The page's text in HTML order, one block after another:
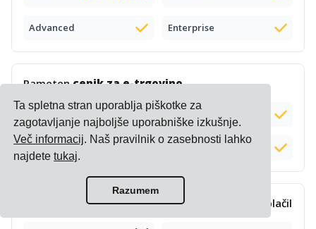
Ta spletna stran uporablja piškotke za
zagotavljanje najboljše uporabniške izkušnje.
Več informacij. Naš pravilnik o zasebnosti lahko
najdetetukaj.
Razumem
Advanced Enterprise
Pametencenik za e-trgovino
Basic Standard
Advanced Enterprise
Kompleksnoizračunavanje in upravljanje doplačil